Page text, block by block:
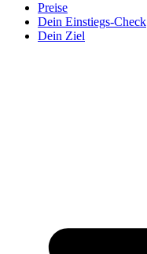
Preise
Dein Einstiegs-Check
Dein Ziel